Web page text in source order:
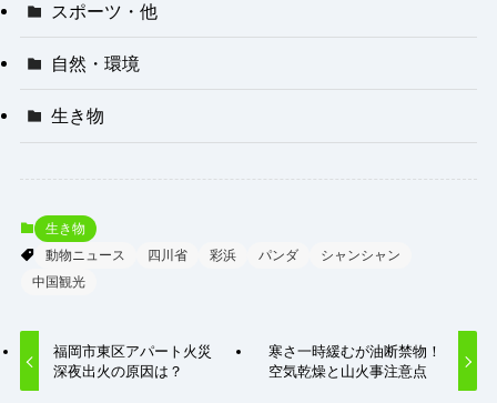
スポーツ・他
自然・環境
生き物
生き物
動物ニュース
四川省 彩浜 パンダ
シャンシャン
中国観光
福岡市東区アパート火災
深夜出火の原因は？
寒さ一時緩むが油断禁物！
空気乾燥と山火事注意点